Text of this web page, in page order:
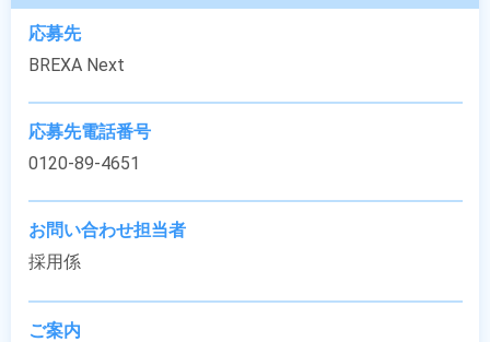
応募先
BREXA Next
応募先電話番号
0120-89-4651
お問い合わせ担当者
採用係
ご案内